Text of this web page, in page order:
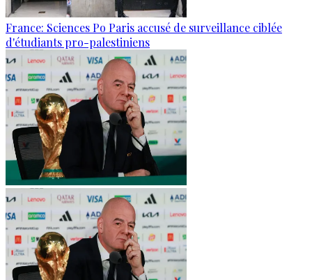
France: Sciences Po Paris accusé de surveillance ciblée
d'étudiants pro-palestiniens